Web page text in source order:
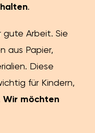
.
gute Arbeit. Sie
aus Papier,
Diese
für Kindern,
Wir möchten